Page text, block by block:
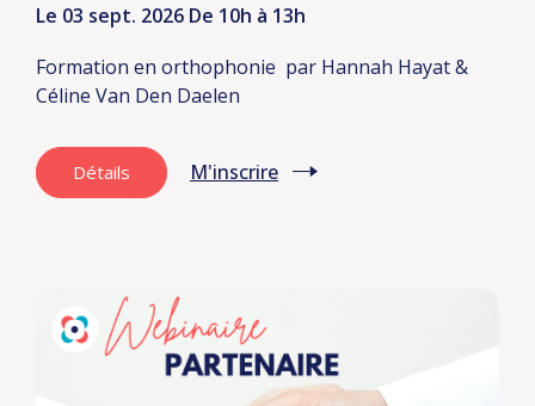
Le 03 sept. 2026 De 10h à 13h
Formation en orthophonie par Hannah Hayat &
Céline Van Den Daelen
Détails M'inscrire